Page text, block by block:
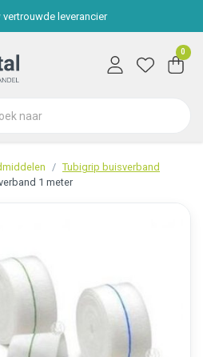
vertrouwde leverancier
0
Tubigrip buisverband
1 meter